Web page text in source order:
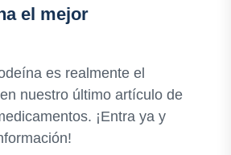
el mejor
es realmente el
nuestro último artículo de
¡Entra ya y